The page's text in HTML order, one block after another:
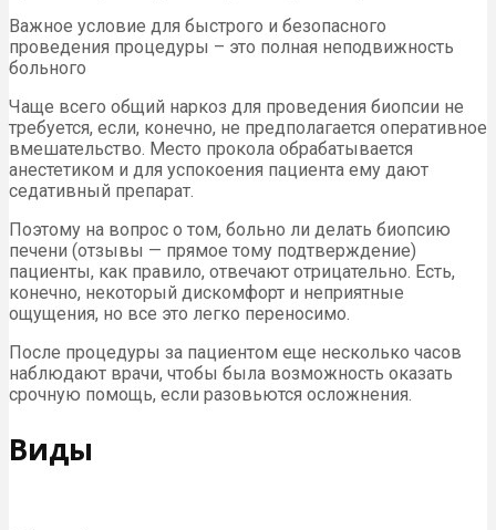
Важное условие для быстрого и безопасного
проведения процедуры – это полная неподвижность
больного
Чаще всего общий наркоз для проведения биопсии не
требуется, если, конечно, не предполагается оперативное
вмешательство. Место прокола обрабатывается
анестетиком и для успокоения пациента ему дают
седативный препарат.
Поэтому на вопрос о том, больно ли делать биопсию
печени (отзывы — прямое тому подтверждение)
пациенты, как правило, отвечают отрицательно. Есть,
конечно, некоторый дискомфорт и неприятные
ощущения, но все это легко переносимо.
После процедуры за пациентом еще несколько часов
наблюдают врачи, чтобы была возможность оказать
срочную помощь, если разовьются осложнения.
Виды